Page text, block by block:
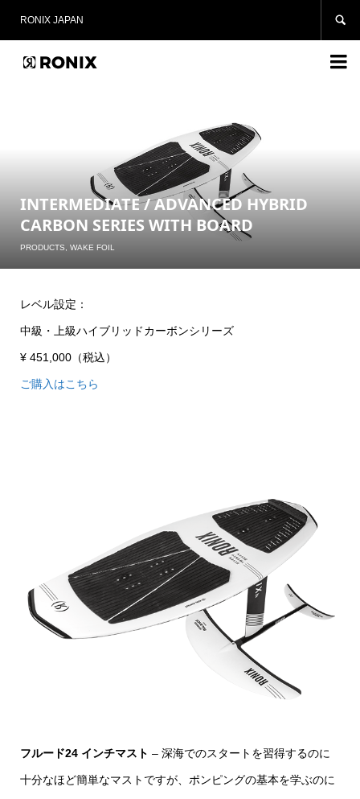
RONIX JAPAN 

INTERMEDIATE / ADVANCED HYBRID
CARBON SERIES WITH BOARD
PRODUCTS WAKE FOIL
レベル設定：
中級・上級ハイブリッドカーボンシリーズ
¥ 451,000（税込）
ご購入はこちら
フルード24 インチマスト – 深海でのスタートを習得するのに
十分なほど簡単なマストですが、ポンピングの基本を学ぶのに